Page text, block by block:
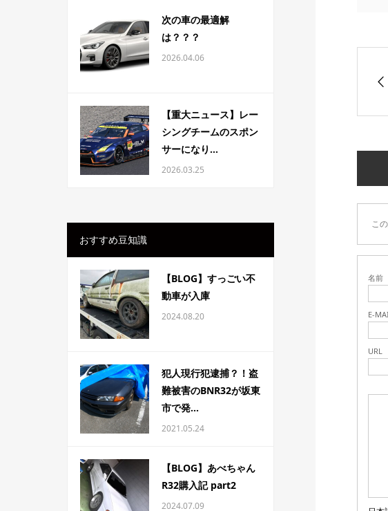
こ
名前
URL
次の車の最適解
は？？？
2026.04.06
【重大ニュース】レー
シングチームのスポン
サーになり...
2026.03.25
おすすめ豆知識
【BLOG】すっごい不
動車が入庫
2024.08.20
犯人現行犯逮捕？！盗
難被害のBNR32が坂東
市で発...
2021.05.24
【BLOG】あべちゃん
R32購入記 part2
2024.07.09